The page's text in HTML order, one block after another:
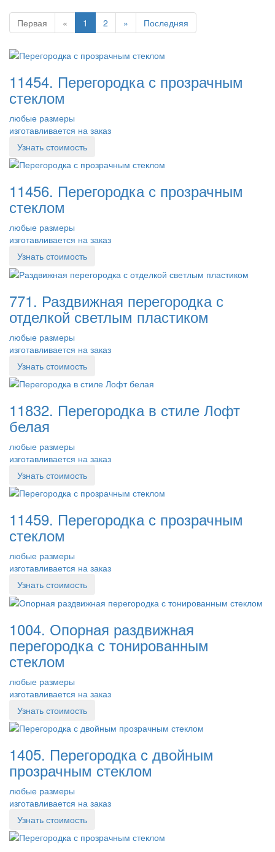
Первая « 1 2 » Последняя
11454. Перегородка с прозрачным
стеклом
любые размеры
изготавливается на заказ
Узнать стоимость
11456. Перегородка с прозрачным
стеклом
любые размеры
изготавливается на заказ
Узнать стоимость
771. Раздвижная перегородка с
отделкой светлым пластиком
любые размеры
изготавливается на заказ
Узнать стоимость
11832. Перегородка в стиле Лофт
белая
любые размеры
изготавливается на заказ
Узнать стоимость
11459. Перегородка с прозрачным
стеклом
любые размеры
изготавливается на заказ
Узнать стоимость
1004. Опорная раздвижная
перегородка с тонированным
стеклом
любые размеры
изготавливается на заказ
Узнать стоимость
1405. Перегородка с двойным
прозрачным стеклом
любые размеры
изготавливается на заказ
Узнать стоимость